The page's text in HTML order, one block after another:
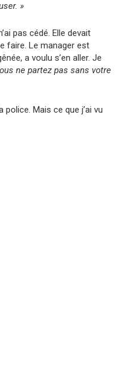
»
pas cédé. Elle devait
faire. Le manager est
a voulu s’en aller. Je
ne partez pas sans votre
police. Mais ce que j’ai vu